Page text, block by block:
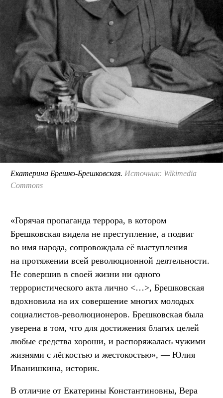
Екатерина Брешко-Брешковская. Источник: Wikimedia
Commons
«Горячая пропаганда террора, в котором
Брешковская видела не преступление, а подвиг
во имя народа, сопровождала её выступления
на протяжении всей революционной деятельности.
Не совершив в своей жизни ни одного
террористического акта лично <…>, Брешковская
вдохновила на их совершение многих молодых
социалистов-революционеров. Брешковская была
уверена в том, что для достижения благих целей
любые средства хороши, и распоряжалась чужими
жизнями с лёгкостью и жестокостью», — Юлия
Иванишкина, историк.
В отличие от Екатерины Константиновны, Вера